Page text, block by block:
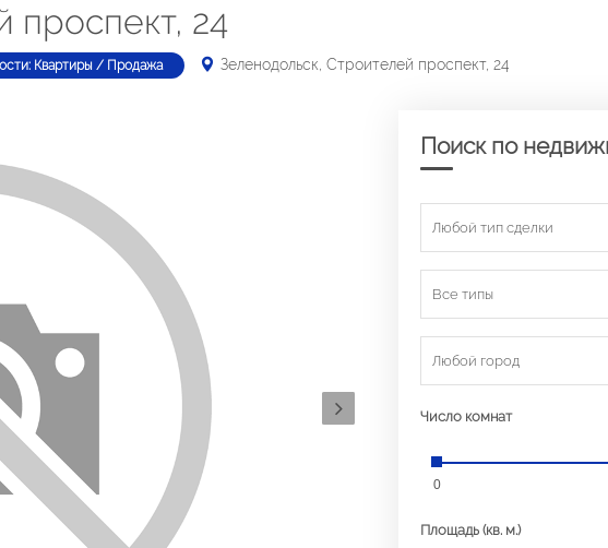
проспект, 24
Квартиры / Продажа Зеленодольск, Строителей проспект, 24
Поиск по
Любой тип сделки
Все типы
Любой город
Число комнат
0
Площадь (кв. м.)